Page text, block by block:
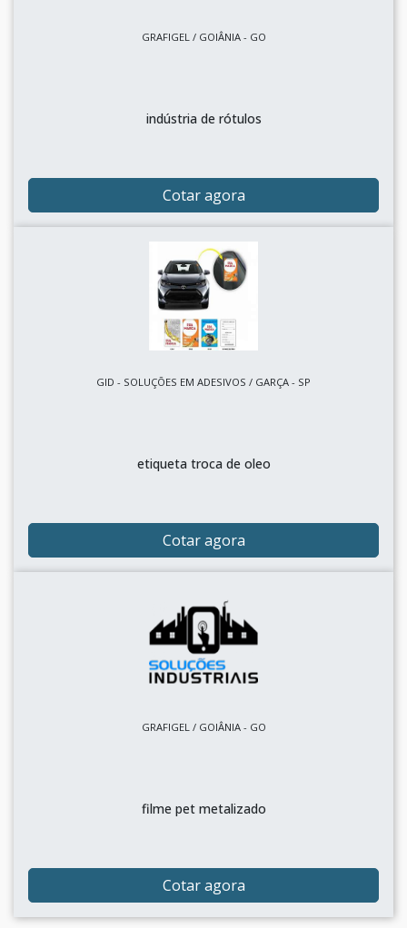
GRAFIGEL / GOIÂNIA - GO
indústria de rótulos
Cotar agora
GID - SOLUÇÕES EM ADESIVOS / GARÇA - SP
etiqueta troca de oleo
Cotar agora
GRAFIGEL / GOIÂNIA - GO
filme pet metalizado
Cotar agora